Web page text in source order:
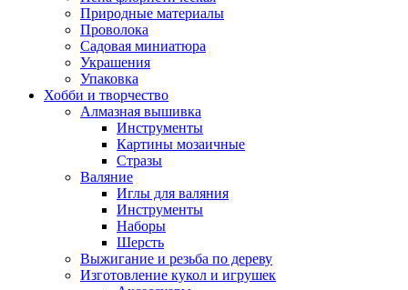
Природные материалы
Проволока
Садовая миниатюра
Украшения
Упаковка
Хобби и творчество
Алмазная вышивка
Инструменты
Картины мозаичные
Стразы
Валяние
Иглы для валяния
Инструменты
Наборы
Шерсть
Выжигание и резьба по дереву
Изготовление кукол и игрушек